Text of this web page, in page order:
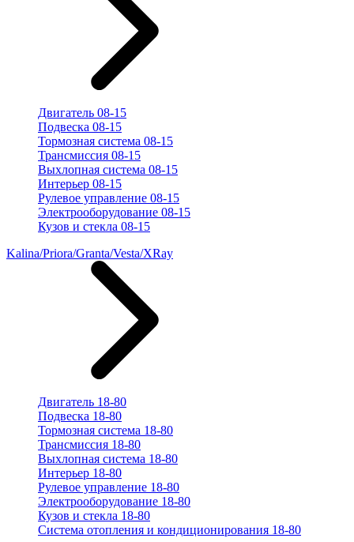
Двигатель 08-15
Подвеска 08-15
Тормозная система 08-15
Трансмиссия 08-15
Выхлопная система 08-15
Интерьер 08-15
Рулевое управление 08-15
Электрооборудование 08-15
Кузов и стекла 08-15
Kalina/Priora/Granta/Vesta/XRay
Двигатель 18-80
Подвеска 18-80
Тормозная система 18-80
Трансмиссия 18-80
Выхлопная система 18-80
Интерьер 18-80
Рулевое управление 18-80
Электрооборудование 18-80
Кузов и стекла 18-80
Система отопления и кондиционирования 18-80